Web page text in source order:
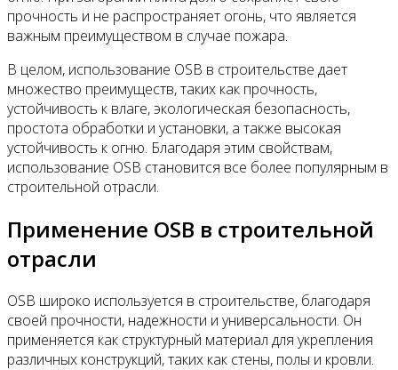
прочность и не распространяет огонь, что является
важным преимуществом в случае пожара.
В целом, использование OSB в строительстве дает
множество преимуществ, таких как прочность,
устойчивость к влаге, экологическая безопасность,
простота обработки и установки, а также высокая
устойчивость к огню. Благодаря этим свойствам,
использование OSB становится все более популярным в
строительной отрасли.
Применение OSB в строительной
отрасли
OSB широко используется в строительстве, благодаря
своей прочности, надежности и универсальности. Он
применяется как структурный материал для укрепления
различных конструкций, таких как стены, полы и кровли.